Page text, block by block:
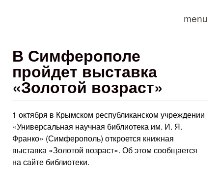
menu
В Симферополе
пройдет выставка
«Золотой возраст»
1 октября в Крымском республиканском учреждении
«Универсальная научная библиотека им. И. Я.
Франко» (Симферополь) откроется книжная
выставка «Золотой возраст». Об этом сообщается
на сайте библиотеки.